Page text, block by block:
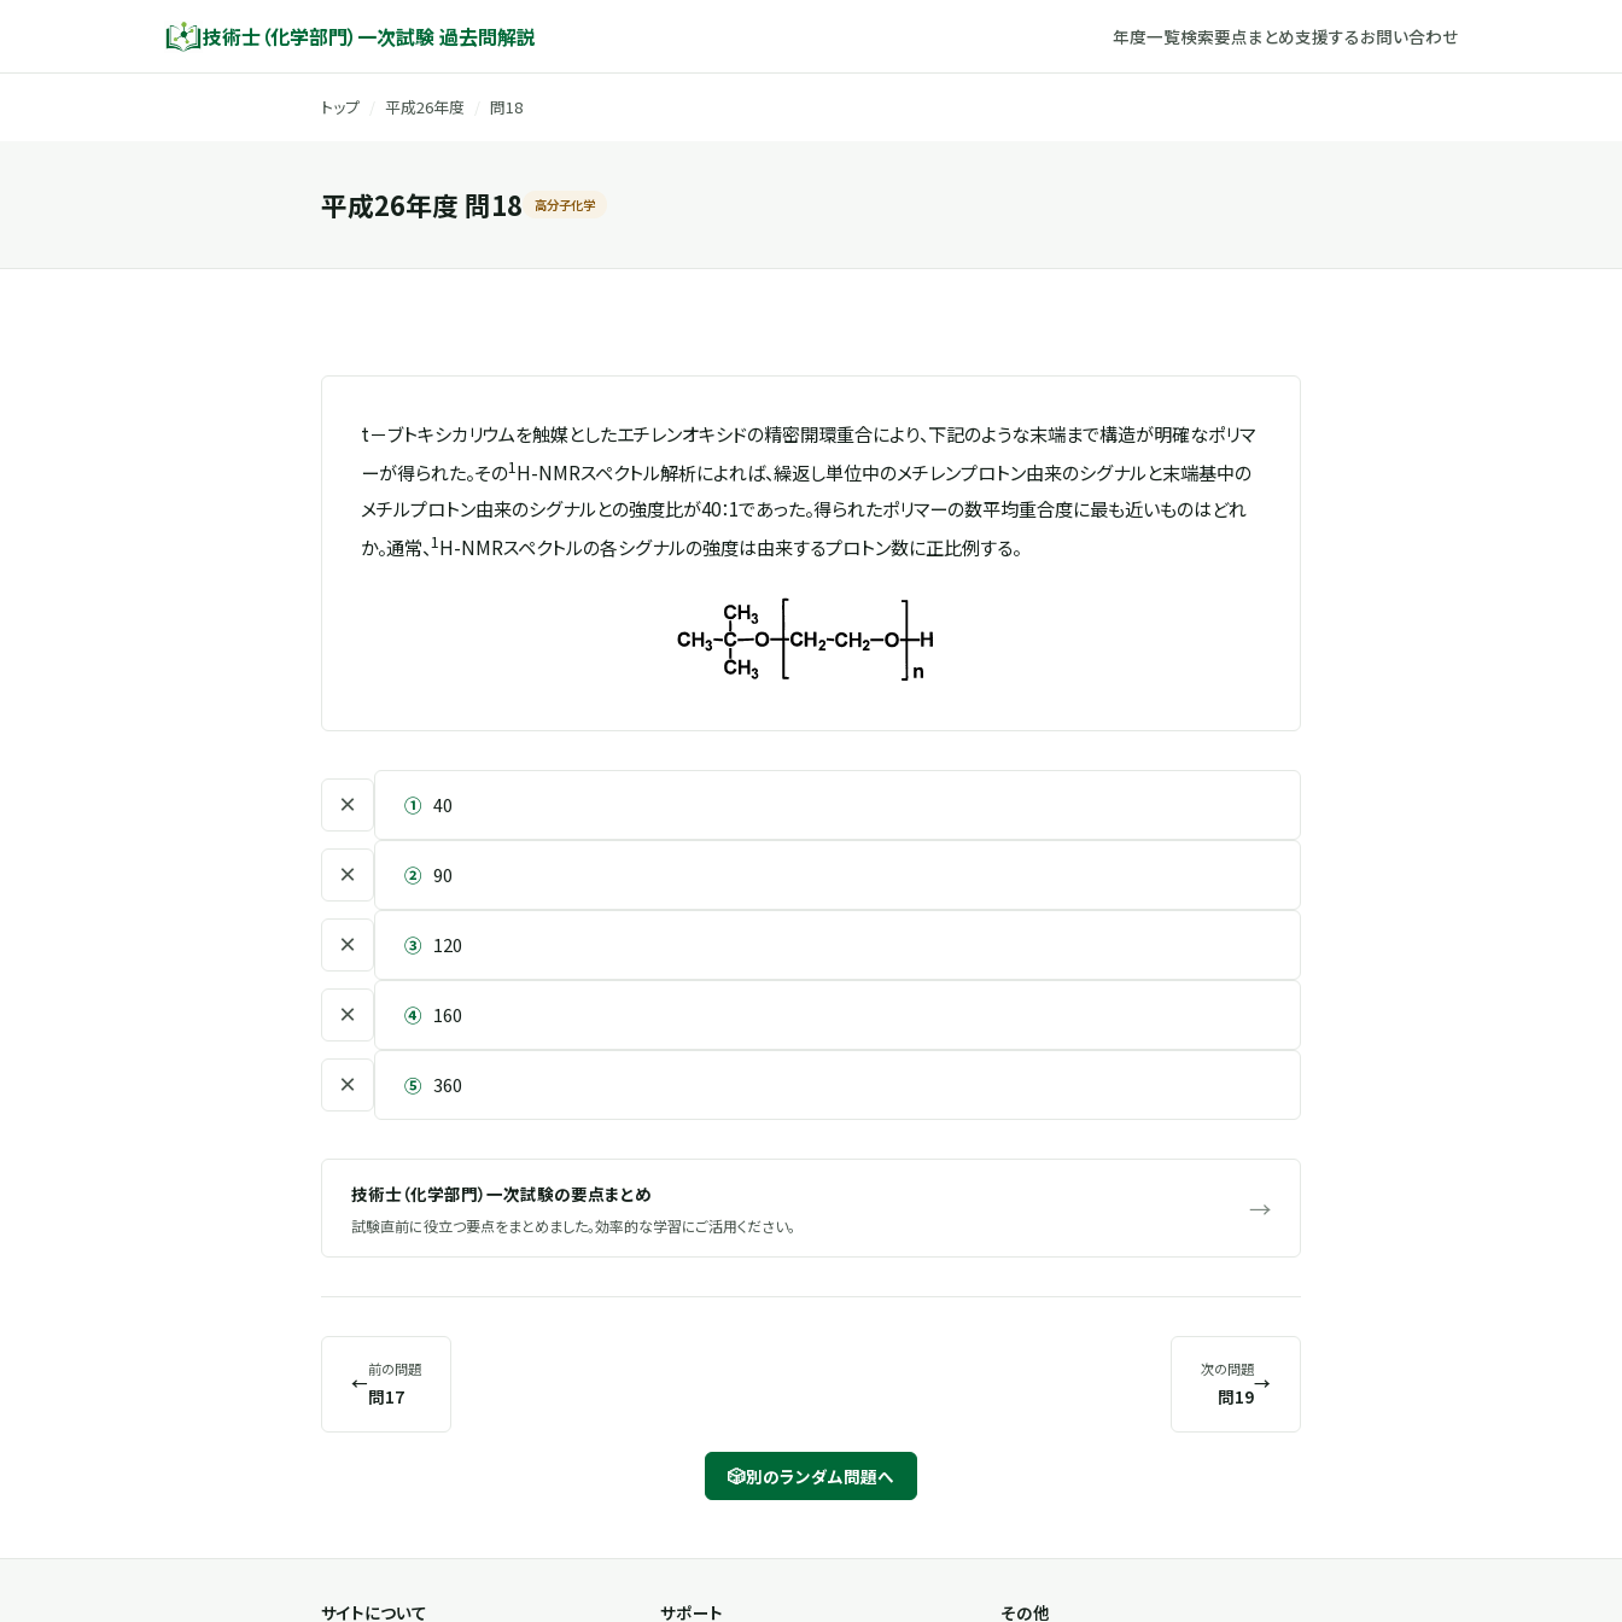
技術士（化学部門）一次試験 過去問解説 年度一覧検索要点まとめ支援するお問い合わせ
トップ 平成26年度 問18
平成26年度 問18 高分子化学
t－ブトキシカリウムを触媒としたエチレンオキシドの精密開環重合により、下記のような末端まで構造が明確なポリマ
ーが得られた。その1H-NMRスペクトル解析によれば、繰返し単位中のメチレンプロトン由来のシグナルと末端基中の
メチルプロトン由来のシグナルとの強度比が40：1であった。得られたポリマーの数平均重合度に最も近いものはどれ
か。通常、1H-NMRスペクトルの各シグナルの強度は由来するプロトン数に正比例する。
× ① 40
× ② 90
× ③ 120
× ④ 160
× ⑤ 360
技術士（化学部門）一次試験の要点まとめ
試験直前に役立つ要点をまとめました。効率的な学習にご活用ください。
→
←
前の問題
問17
次の問題
問19
→
🎲別のランダム問題へ
サイトについて サポート その他